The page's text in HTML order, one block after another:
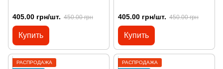
405.00 грн/шт. 450.00 грн
Купить
405.00 грн/шт. 450.00 грн
Купить
РАСПРОДАЖА
РАСПРОДАЖА